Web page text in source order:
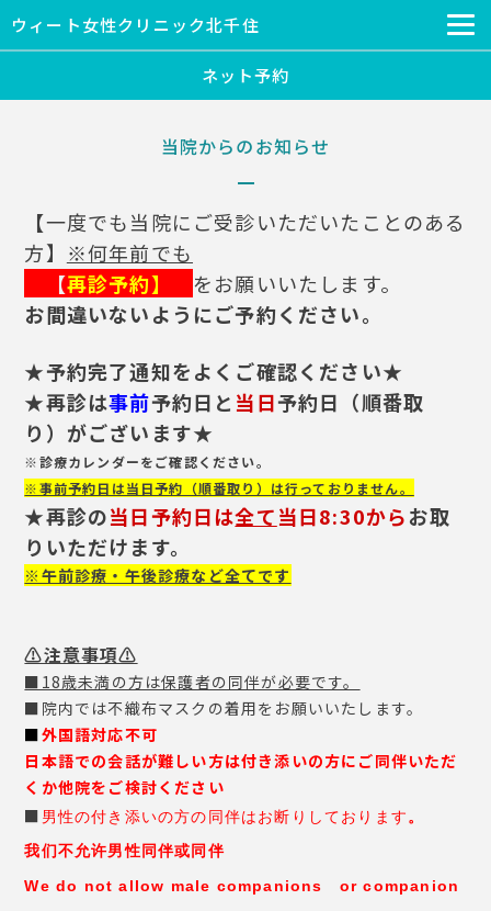
ウィート女性クリニック北千住
ネット予約
当院からのお知らせ
【一度でも当院にご受診いただいたことのある
方】 ※何年前でも
【再診予約】 をお願いいたします。
お間違いないようにご予約ください。
★予約完了通知をよくご確認ください★
★再診は事前予約日と 当日予約日（順番取
り）がございます★
※診療カレンダーをご確認ください。
※事前予約日は当日予約（順番取り）は行っておりません。
★再診の当日予約日は全て当日8:30からお取
りいただけます。
※午前診療・午後診療など全てです
⚠注意事項⚠
■18歳未満の方は保護者の同伴が必要です。
■院内では不織布マスクの着用をお願いいたします。
■外国語対応不可
日本語での会話が難しい方は付き添いの方にご同伴いただ
くか他院をご検討ください
■ 男性の付き添いの方の同伴はお断り しております。
我们不允许男性同伴或同伴
We do not allow male companions or companion